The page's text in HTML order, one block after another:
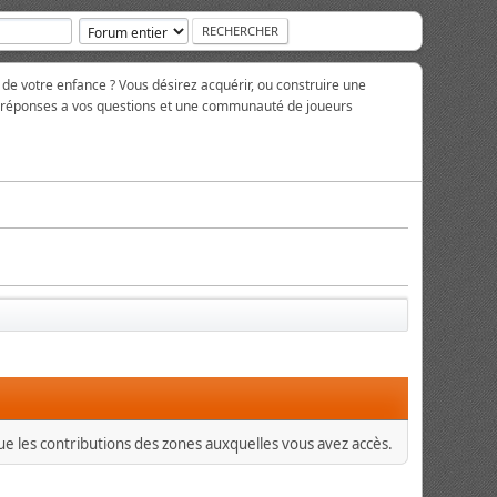
votre enfance ? Vous désirez acquérir, ou construire une
a vos questions et une communauté de joueurs
contributions des zones auxquelles vous avez accès.